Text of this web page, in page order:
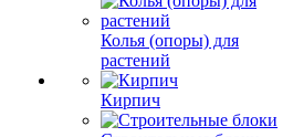
Колья (опоры) для
растений
Кирпич